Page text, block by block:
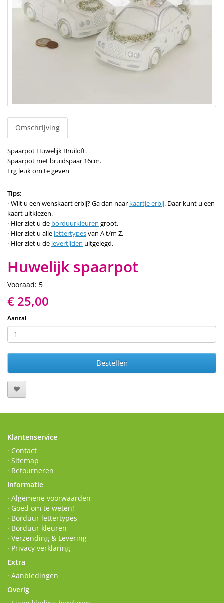
Omschrijving
Spaarpot Huwelijk Bruiloft.
Spaarpot met bruidspaar 16cm.
Erg leuk om te geven
Tips:
Wilt u een wenskaart erbij? Ga dan naar kaartje erbij. Daar kunt u een
kaart uitkiezen.
Hier ziet u de borduurkleuren groot.
Hier ziet u alle lettertypesvan A t/m Z.
Hier ziet u de levertijden uitgelegd.
Huwelijk spaarpot
Vooraad: 5
€ 25,00
Aantal
Bestellen
Klantenservice
· Contact
· Sitemap
· Retourneren
Informatie
· Algemene voorwaarden
· Goed om te weten!
· Borduur lettertypes
· Borduur kleuren
· Verzending & Levering
· Privacy verklaring
Extra
· Aanbiedingen
Overig